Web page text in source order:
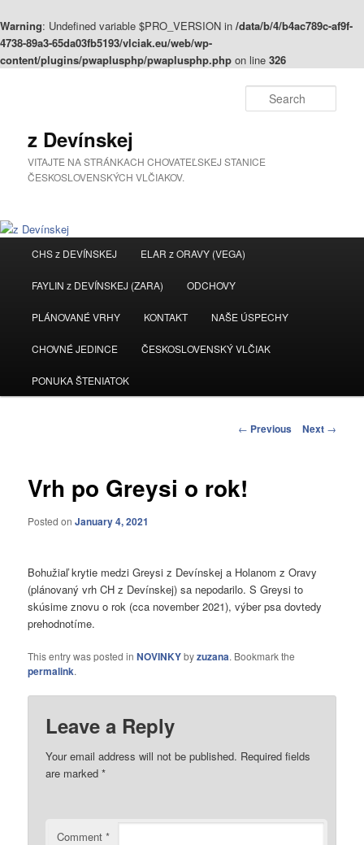
Warning: Undefined variable $PRO_VERSION in /data/b/4/b4ac789c-af9f-
4738-89a3-65da03fb5193/vlciak.eu/web/wp-
content/plugins/pwaplusphp/pwaplusphp.php on line 326
z Devínskej
VITAJTE NA STRÁNKACH CHOVATEĽSKEJ STANICE
ČESKOSLOVENSKÝCH VLČIAKOV.
Skip
to
primary
CHS z DEVÍNSKEJ ELAR z ORAVY (VEGA)
FAYLIN z DEVÍNSKEJ (ZARA) ODCHOVY
PLÁNOVANÉ VRHY KONTAKT NAŠE ÚSPECHY
CHOVNÉ JEDINCE ČESKOSLOVENSKÝ VLČIAK
PONUKA ŠTENIATOK
Post
← Previous Next →
Vrh po Greysi o rok!
Posted onJanuary 4, 2021
Bohužiaľ krytie medzi Greysi z Devínskej a Holanom z Oravy
(plánovaný vrh CH z Devínskej) sa nepodarilo. S Greysi to
skúsime znovu o rok (cca november 2021), výber psa dovtedy
prehodnotíme.
This entry was posted inNOVINKYbyzuzana. Bookmark the
permalink.
Leave a Reply
Your email address will not be published. Required fields
are marked*
Comment*